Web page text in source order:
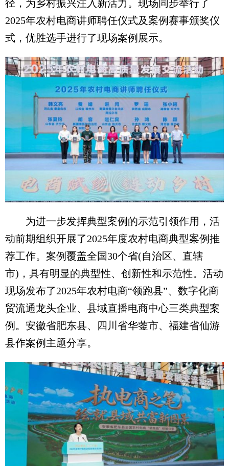
径，为乡村振兴注入新活力。现场同步举行了
2025年农村电商讲师聘任仪式及案例赛事颁奖仪
式，优胜选手进行了现场案例展示。
为进一步发挥典型案例的示范引领作用，活
动前期组织开展了2025年度农村电商典型案例推
荐工作。案例覆盖全国30个省(自治区、直辖
市)，具有明显的典型性、创新性和示范性。活动
现场发布了2025年农村电商“领跑县”、数字化商
贸流通龙头企业、县域直播电商中心三类典型案
例。安徽省肥东县、四川省华蓥市、福建省仙游
县作案例主题分享。